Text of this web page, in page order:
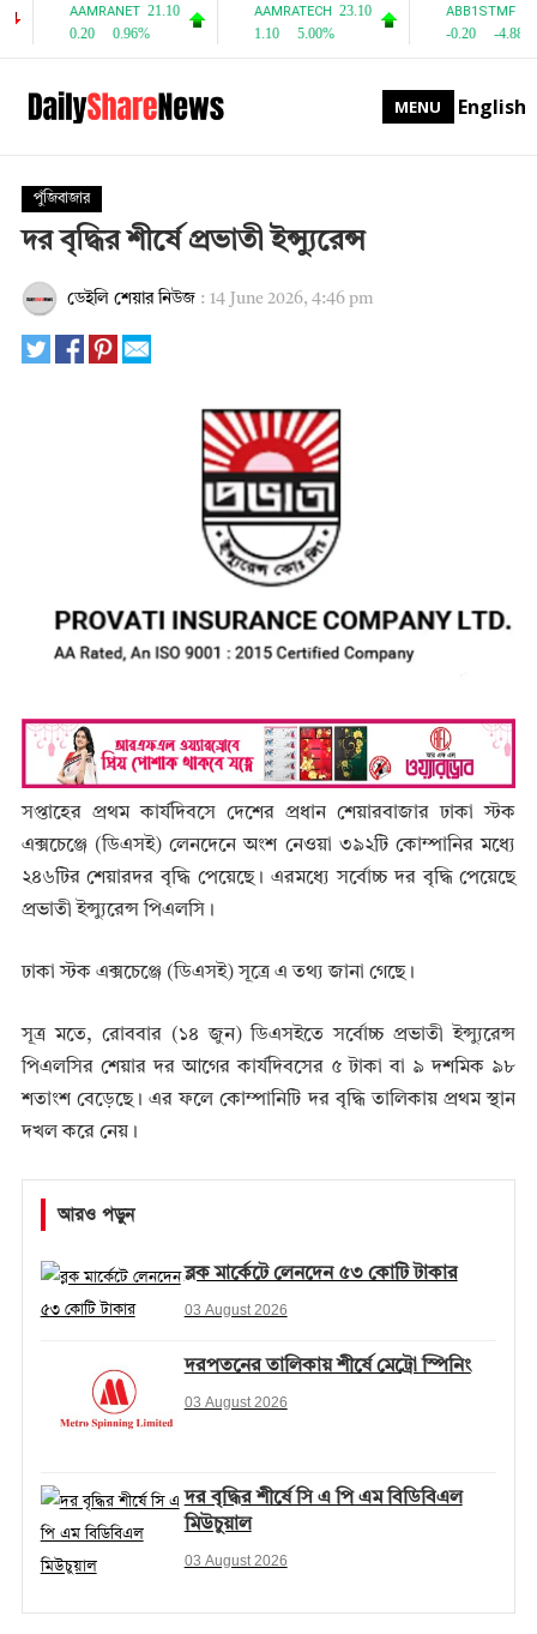
MENU English
পুঁজিবাজার
দর বৃদ্ধির শীর্ষে প্রভাতী ইন্স্যুরেন্স
ডেইলি শেয়ার নিউজ: 14 June 2026, 4:46 pm
সপ্তাহের প্রথম কার্যদিবসে দেশের প্রধান শেয়ারবাজার ঢাকা স্টক
এক্সচেঞ্জে (ডিএসই) লেনদেনে অংশ নেওয়া ৩৯২টি কোম্পানির মধ্যে
২৪৬টির শেয়ারদর বৃদ্ধি পেয়েছে। এরমধ্যে সর্বোচ্চ দর বৃদ্ধি পেয়েছে
প্রভাতী ইন্স্যুরেন্স পিএলসি।
ঢাকা স্টক এক্সচেঞ্জে (ডিএসই) সূত্রে এ তথ্য জানা গেছে।
সূত্র মতে, রোববার (১৪ জুন) ডিএসইতে সর্বোচ্চ প্রভাতী ইন্স্যুরেন্স
পিএলসির শেয়ার দর আগের কার্যদিবসের ৫ টাকা বা ৯ দশমিক ৯৮
শতাংশ বেড়েছে। এর ফলে কোম্পানিটি দর বৃদ্ধি তালিকায় প্রথম স্থান
দখল করে নেয়।
আরও পড়ুন
ব্লক মার্কেটে লেনদেন ৫৩ কোটি টাকার
03 August 2026
দরপতনের তালিকায় শীর্ষে মেট্রো স্পিনিং
03 August 2026
দর বৃদ্ধির শীর্ষে সি এ পি এম বিডিবিএল
মিউচুয়াল
03 August 2026